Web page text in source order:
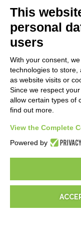
E-Book
LEGALES
Informativas
Security Policy
Documentación
Condiciones
Condiciones del
Configuraciones
This
personal
users
With your consent,
technologies to store,
as website visits or
Since we respect
allow certain types of
find out more.
View the Complete
Powered by